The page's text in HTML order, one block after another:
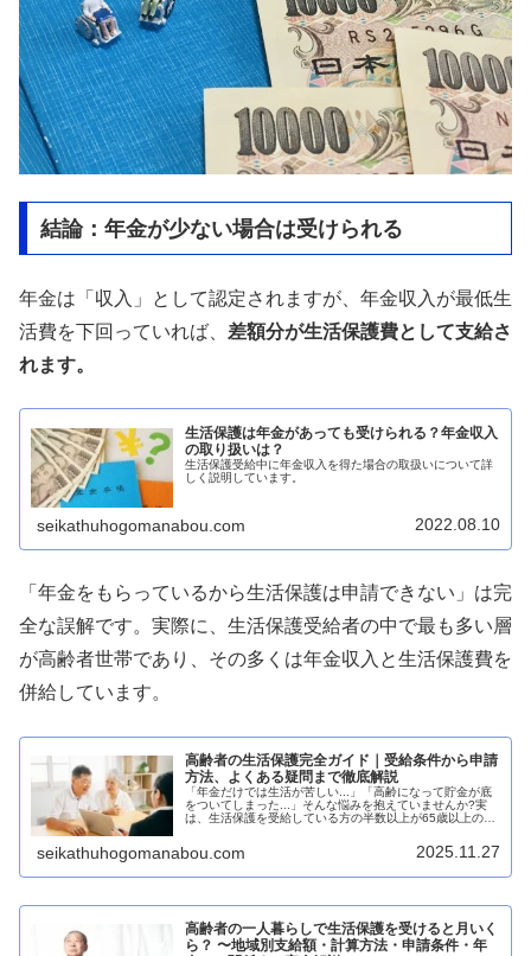
結論：年金が少ない場合は受けられる
年金は「収入」として認定されますが、年金収入が最低生
活費を下回っていれば、 差額分が生活保護費として支給さ
れます。
生活保護は年金があっても受けられる？年金収入
の取り扱いは？
生活保護受給中に年金収入を得た場合の取扱いについて詳
しく説明しています。
seikathuhogomanabou.com 2022.08.10
「年金をもらっているから生活保護は申請できない」は完
全な誤解です。実際に、生活保護受給者の中で最も多い層
が高齢者世帯であり、その多くは年金収入と生活保護費を
併給しています。
高齢者の生活保護完全ガイド｜受給条件から申請
方法、よくある疑問まで徹底解説
「年金だけでは生活が苦しい...」「高齢になって貯金が底
をついてしまった...」そんな悩みを抱えていませんか?実
は、生活保護を受給している方の半数以上が65歳以上の高
seikathuhogomanabou.com 2025.11.27
高齢者の一人暮らしで生活保護を受けると月いく
ら？ 〜地域別支給額・計算方法・申請条件・年